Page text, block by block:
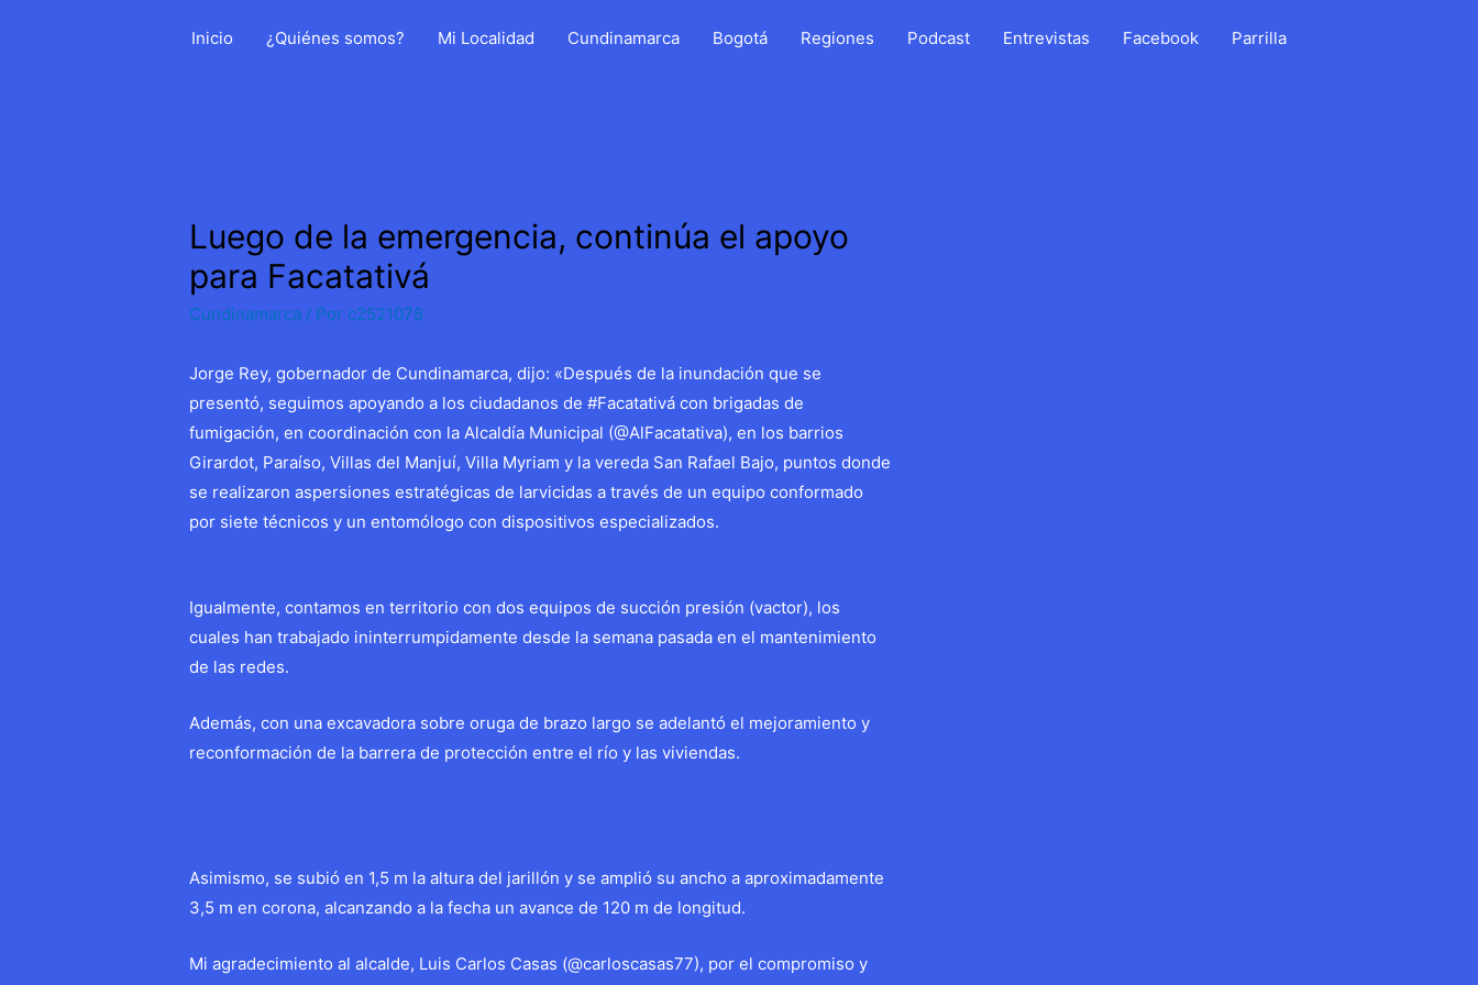
Inicio ¿Quiénes somos? Mi Localidad Cundinamarca Bogotá Regiones Podcast Entrevistas Facebook Parrilla
Luego de la emergencia, continúa el apoyo
para Facatativá
Cundinamarca / Por c2521078
Jorge Rey, gobernador de Cundinamarca, dijo: «Después de la inundación que se
presentó, seguimos apoyando a los ciudadanos de #Facatativá con brigadas de
fumigación, en coordinación con la Alcaldía Municipal (@AlFacatativa), en los barrios
Girardot, Paraíso, Villas del Manjuí, Villa Myriam y la vereda San Rafael Bajo, puntos donde
se realizaron aspersiones estratégicas de larvicidas a través de un equipo conformado
por siete técnicos y un entomólogo con dispositivos especializados.
Igualmente, contamos en territorio con dos equipos de succión presión (vactor), los
cuales han trabajado ininterrumpidamente desde la semana pasada en el mantenimiento
de las redes.
Además, con una excavadora sobre oruga de brazo largo se adelantó el mejoramiento y
reconformación de la barrera de protección entre el río y las viviendas.
Asimismo, se subió en 1,5 m la altura del jarillón y se amplió su ancho a aproximadamente
3,5 m en corona, alcanzando a la fecha un avance de 120 m de longitud.
Mi agradecimiento al alcalde, Luis Carlos Casas (@carloscasas77), por el compromiso y